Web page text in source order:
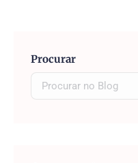
Procurar